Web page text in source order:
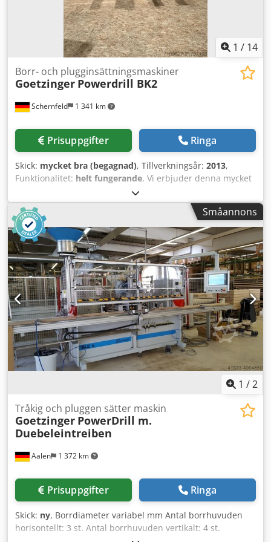
1 / 14
Schernfeld 1 341 km
Borr- och plugginsättningsmaskiner
Goetzinger Powerdrill BK2
Prisuppgifter Ringa
Skick: mycket bra (begagnad), Tillverkningsår: 2013,
Funktionalitet: helt fungerande, Vi erbjuder denna mycket
välbevarade Götzinger Powerdrill BK2 borr- och
fräsmaskin, tillverkningsår 2013. Maskinen är i utmärkt
skick och omedelbart klar för användning! Inga defekter
eller skador! Har du frågor eller behöver mer information
är du välkommen att skicka ett meddelande eller ringa oss.
Dsdpfx Amey D Ukrj Seck
Småannons
1 /2
Aalen 1 372 km
Tråkig och pluggen sätter maskin
Goetzinger PowerDrill m.
Duebeleintreiben
Prisuppgifter Ringa
Skick: ny, Borrdiameter variabel mm Antal borrhuvuden
horisontellt: 3 st. Antal borrhuvuden vertikalt: 4 st.